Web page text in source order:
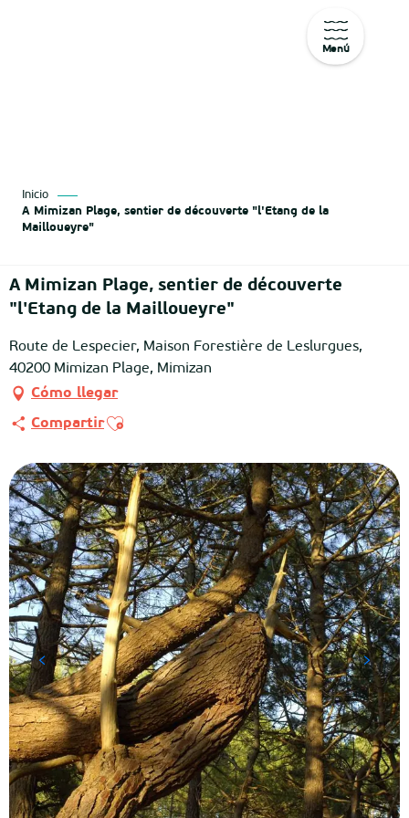
Menú
Inicio
A Mimizan Plage, sentier de découverte "l'Etang de la
Mailloueyre"
A Mimizan Plage, sentier de découverte
"l'Etang de la Mailloueyre"
Route de Lespecier, Maison Forestière de Leslurgues,
40200 Mimizan Plage, Mimizan
Cómo llegar
CompartirAjouter aux favoris